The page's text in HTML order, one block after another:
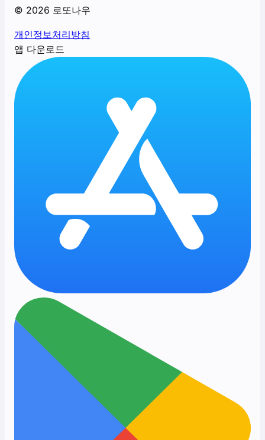
© 2026 로또나우
개인정보처리방침
앱 다운로드